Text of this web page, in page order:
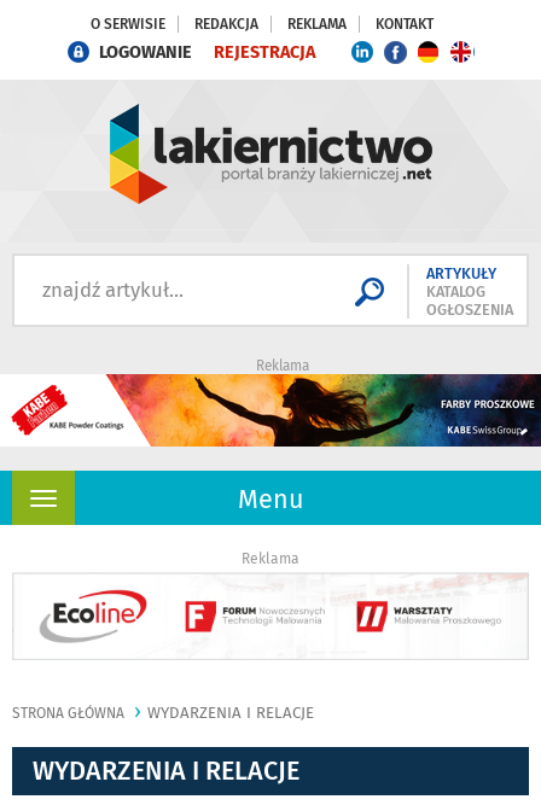
O SERWISIE REDAKCJA REKLAMA KONTAKT
LOGOWANIE REJESTRACJA
ARTYKUŁY
KATALOG
OGŁOSZENIA
Reklama
Menu
Rozwiń
Reklama
STRONA GŁÓWNA WYDARZENIA I RELACJE
WYDARZENIA I RELACJE